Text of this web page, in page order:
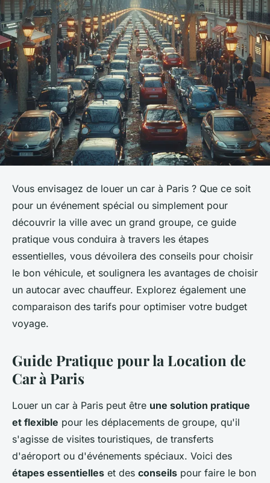
Vous envisagez de louer un car à Paris ? Que ce soit
pour un événement spécial ou simplement pour
découvrir la ville avec un grand groupe, ce guide
pratique vous conduira à travers les étapes
essentielles, vous dévoilera des conseils pour choisir
le bon véhicule, et soulignera les avantages de choisir
un autocar avec chauffeur. Explorez également une
comparaison des tarifs pour optimiser votre budget
voyage.
Guide Pratique pour la Location de
Car à Paris
Louer un car à Paris peut être une solution pratique
et flexible pour les déplacements de groupe, qu'il
s'agisse de visites touristiques, de transferts
d'aéroport ou d'événements spéciaux. Voici des
étapes essentielles et des conseils pour faire le bon